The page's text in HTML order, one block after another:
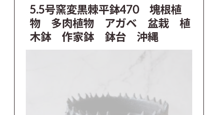
5.5号窯変黒棘平鉢470 塊根植
物 多肉植物 アガベ 盆栽 植
木鉢 作家鉢 鉢台 沖縄